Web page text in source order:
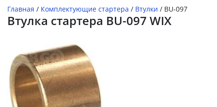
Главная / Комплектующие стартера / Втулки / BU-097
Втулка стартера BU-097 WIX